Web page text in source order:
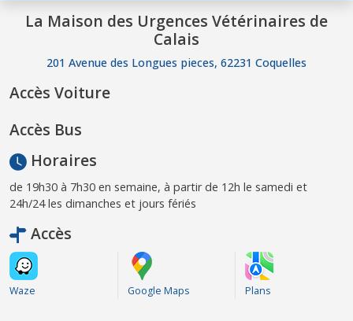
La Maison des Urgences Vétérinaires de
Calais
201 Avenue des Longues pieces, 62231 Coquelles
Accès Voiture
Accès Bus
Horaires
de 19h30 à 7h30 en semaine, à partir de 12h le samedi et
24h/24 les dimanches et jours fériés
Accès
Waze Google Maps Plans